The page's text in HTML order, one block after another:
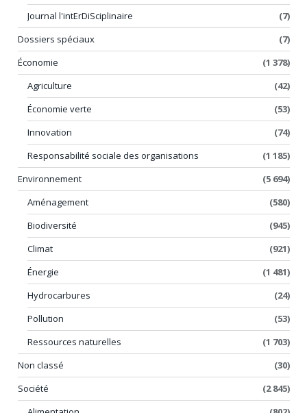
Journal l'intErDiSciplinaire
(7)
Dossiers spéciaux
(7)
Économie
(1 378)
Agriculture
(42)
Économie verte
(53)
Innovation
(74)
Responsabilité sociale des organisations
(1 185)
Environnement
(5 694)
Aménagement
(580)
Biodiversité
(945)
Climat
(921)
Énergie
(1 481)
Hydrocarbures
(24)
Pollution
(53)
Ressources naturelles
(1 703)
Non classé
(30)
Société
(2 845)